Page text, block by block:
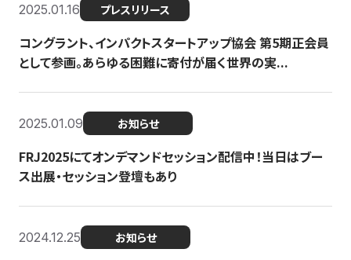
2025.01.16 プレスリリース
コングラント、インパクトスタートアップ協会 第5期正会員
として参画。あらゆる困難に寄付が届く世界の実...
2025.01.09 お知らせ
FRJ2025にてオンデマンドセッション配信中！当日はブー
ス出展・セッション登壇もあり
2024.12.25 お知らせ